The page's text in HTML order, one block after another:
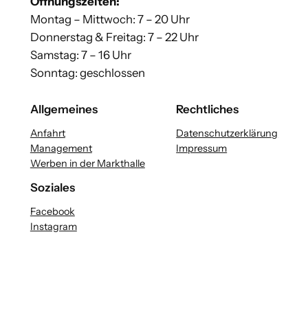
Montag – Mittwoch: 7 – 20 Uhr
Donnerstag & Freitag: 7 – 22 Uhr
Samstag: 7 – 16 Uhr
Sonntag: geschlossen
Allgemeines
Anfahrt
Management
Werben in der Markthalle
Rechtliches
Datenschutzerklärung
Impressum
Soziales
Facebook
Instagram